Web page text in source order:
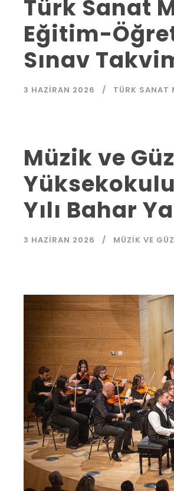
Türk Sanat
Eğitim-
Sınav
3 HAZIRAN 2026 TÜRK SANAT
Müzik ve
Yılı Bahar
3 HAZIRAN 2026 MÜZIK VE